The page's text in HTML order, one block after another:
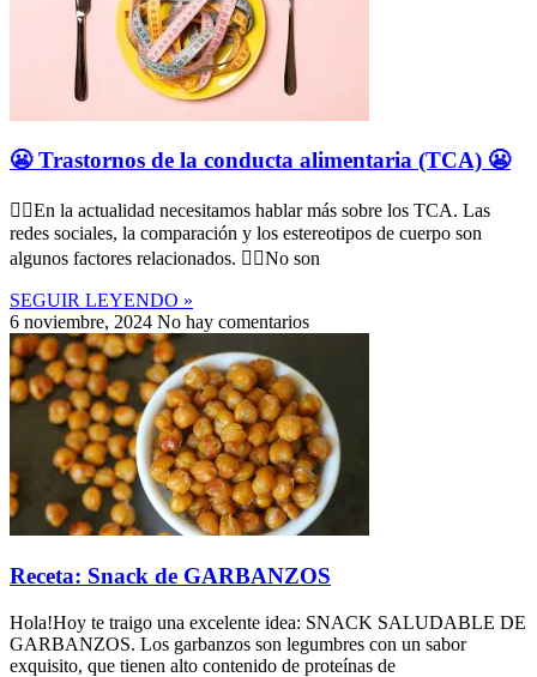
😬 Trastornos de la conducta alimentaria (TCA) 😬
👉🏼En la actualidad necesitamos hablar más sobre los TCA. Las
redes sociales, la comparación y los estereotipos de cuerpo son
algunos factores relacionados. 👉🏼No son
SEGUIR LEYENDO »
6 noviembre, 2024 No hay comentarios
Receta: Snack de GARBANZOS
Hola!Hoy te traigo una excelente idea: SNACK SALUDABLE DE
GARBANZOS. Los garbanzos son legumbres con un sabor
exquisito, que tienen alto contenido de proteínas de